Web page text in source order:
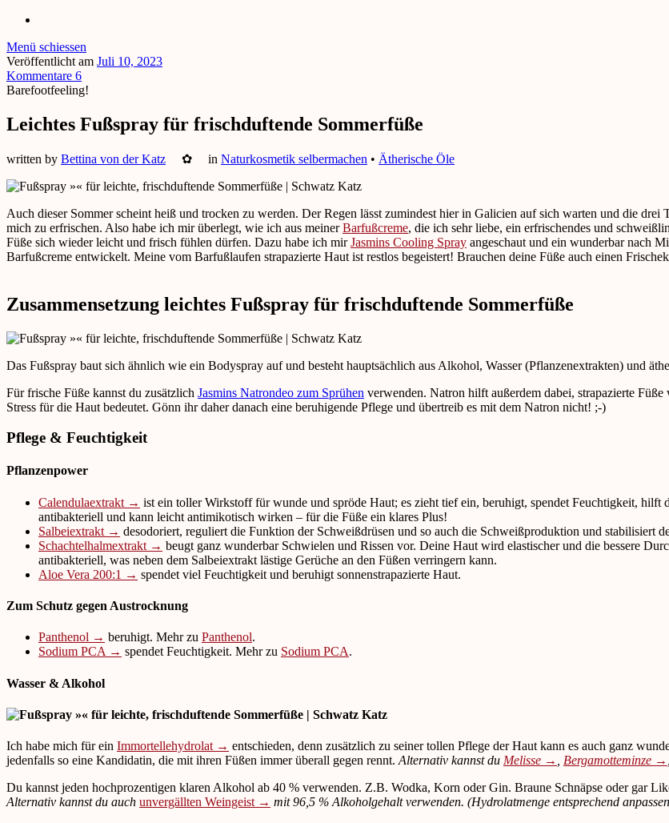
Menü schiessen
Veröffentlicht am Juli 10, 2023
Kommentare 6
Barefootfeeling!
Leichtes Fußspray für frischduftende Sommerfüße
written by Bettina von der Katz ✿ in Naturkosmetik selbermachen • Ätherische Öle
Auch dieser Sommer scheint heiß und trocken zu werden. Der Regen lässt zumindest hier in Galicien auf sich warten und die
mich zu erfrischen. Also habe ich mir überlegt, wie ich aus meinerBarfußcreme, die ich sehr liebe, ein erfrischendes und
Füße sich wieder leicht und frisch fühlen dürfen. Dazu habe ich mirJasmins Cooling Spray angeschaut und ein wunderbar nach
Barfußcreme entwickelt. Meine vom Barfußlaufen strapazierte Haut ist restlos begeistert! Brauchen deine Füße auch einen
Zusammensetzung leichtes Fußspray für frischduftende Sommerfüße
Das Fußspray baut sich ähnlich wie ein Bodyspray auf und besteht hauptsächlich aus Alkohol, Wasser (Pflanzenextrakten) und
Für frische Füße kannst du zusätzlich Jasmins Natrondeo zum Sprühen verwenden. Natron hilft außerdem dabei, strapazierte
Stress für die Haut bedeutet. Gönn ihr daher danach eine beruhigende Pflege und übertreib es mit dem Natron nicht! ;-)
Pflege & Feuchtigkeit
Pflanzenpower
Calendulaextrakt → ist ein toller Wirkstoff für wunde und spröde Haut; es zieht tief ein, beruhigt, spendet Feuchtigkeit, hilft
antibakteriell und kann leicht antimikotisch wirken – für die Füße ein klares Plus!
Salbeiextrakt → desodoriert, reguliert die Funktion der Schweißdrüsen und so auch die Schweißproduktion und stabilisiert
Schachtelhalmextrakt → beugt ganz wunderbar Schwielen und Rissen vor. Deine Haut wird elastischer und die bessere
antibakteriell, was neben dem Salbeiextrakt lästige Gerüche an den Füßen verringern kann.
Aloe Vera 200:1 → spendet viel Feuchtigkeit und beruhigt sonnenstrapazierte Haut.
Zum Schutz gegen Austrocknung
Panthenol → beruhigt. Mehr zu Panthenol.
Sodium PCA → spendet Feuchtigkeit. Mehr zu Sodium PCA.
Wasser & Alkohol
Ich habe mich für ein Immortellehydrolat → entschieden, denn zusätzlich zu seiner tollen Pflege der Haut kann es auch ganz
jedenfalls so eine Kandidatin, die mit ihren Füßen immer überall gegen rennt. Alternativ kannst du Melisse → Bergamotteminze →
Du kannst jeden hochprozentigen klaren Alkohol ab 40 % verwenden. Z.B. Wodka, Korn oder Gin. Braune Schnäpse oder gar
Alternativ kannst du auch unvergällten Weingeist → mit 96,5 % Alkoholgehalt verwenden. (Hydrolatmenge entsprechend